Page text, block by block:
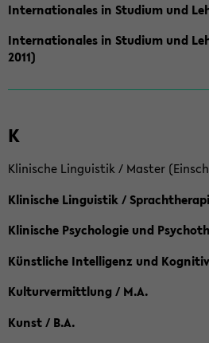
Internationales in Studium und
Internationales in Studium und
2011)
K
Klinische Linguistik / Master
Klinische Linguistik /
Klinische Psychologie und
Künstliche Intelligenz und
Kulturvermittlung / M.A.
Kunst / B.A.